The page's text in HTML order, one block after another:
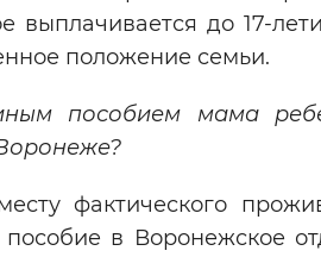
выплачивается до 17-
положение семьи.
пособием мама
фактического
в Воронежское